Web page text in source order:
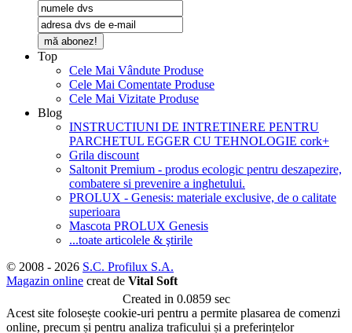
mă abonez!
Top
Cele Mai Vândute Produse
Cele Mai Comentate Produse
Cele Mai Vizitate Produse
Blog
INSTRUCTIUNI DE INTRETINERE PENTRU
PARCHETUL EGGER CU TEHNOLOGIE cork+
Grila discount
Saltonit Premium - produs ecologic pentru deszapezire,
combatere si prevenire a inghetului.
PROLUX - Genesis: materiale exclusive, de o calitate
superioara
Mascota PROLUX Genesis
...toate articolele & ştirile
© 2008 - 2026 S.C. Profilux S.A.
Magazin online creat de Vital Soft
Created in 0.0859 sec
Acest site folosește cookie-uri pentru a permite plasarea de comenzi
online, precum și pentru analiza traficului și a preferințelor